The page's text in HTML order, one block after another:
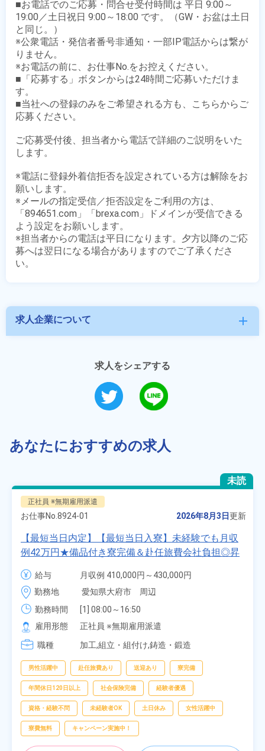
■お電話でのご応募・問合せ受付時間は 平日 9:00～
19:00／土日祝日 9:00～18:00 です。（GW・お盆は土日
と同じ。）
※公衆電話・発信者番号非通知・一部IP電話からは繋が
りません。
※お電話の前に、お仕事No.をお控えください。
■「応募する」ボタンからは24時間ご応募いただけま
す。
■当社への登録のみをご希望される方も、こちらからご
応募ください。
ご応募受付後、担当者から電話で詳細のご説明をいた
します。
※電話に登録外着信拒否を設定されている方は解除をお
願いします。
※メールの指定受信／拒否設定をご利用の方は、
「894651.com」「brexa.com」ドメインが受信できる
よう設定をお願いします。
※担当者からの電話は平日になります。夕方以降のご応
募へは翌日になる場合がありますのでご了承くださ
求人企業について add
求人をシェアする
あなたにおすすめの求人
未読
正社員 ※無期雇用派遣
お仕事No. 8924-01 2026年8月3日更新
【最短当日内定】【最短当日入寮】未経験でも月収
例42万円★備品付き寮完備＆赴任旅費会社負担◎昇
給・業績賞与あり！組立や塗装など自動車製造の各
種作業！《愛知県大府市》
給与
月収例 410,000円～430,000円
月給 277,000円～277,000円
勤務地
愛知県大府市　周辺
勤務時間
[1] 08:00～16:50
[2] 06:25～15:10
[3] 17:05～01:50
雇用形態
正社員 ※無期雇用派遣
職種
加工,組立・組付け,鋳造・鍛造
男性活躍中 赴任旅費あり 送迎あり 寮完備
年間休日120日以上 社会保険完備 経験者優遇
資格・経験不問 未経験者OK 土日休み 女性活躍中
寮費無料 キャンペーン実施中！